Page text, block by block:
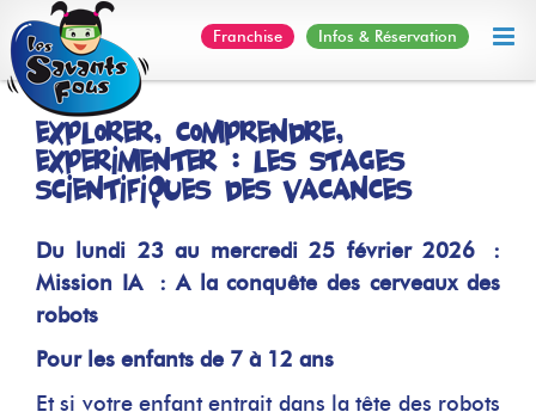
Skip
to
content
Infos & Réservation
Franchise
Explorer, comprendre,
expérimenter : les stages
scientifiques des vacances
Du lundi 23 au mercredi 25 février 2026 :
Mission IA : A la conquête des cerveaux des
robots
Pour les enfants de 7 à 12 ans
Et si votre enfant entrait dans la tête des robots